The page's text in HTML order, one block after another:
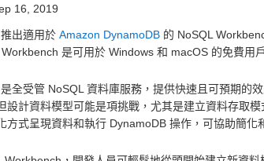
16, 2019
出適用於 Amazon DynamoDB 的 NoSQL
是可用於 Windows 和 macOS 的免費用
全受管 NoSQL 資料庫服務，提供快速且可預期的
設計資料模型可能是項挑戰，尤其是建立資料存取
方式呈現資料和執行 DynamoDB 操作，可協助簡化